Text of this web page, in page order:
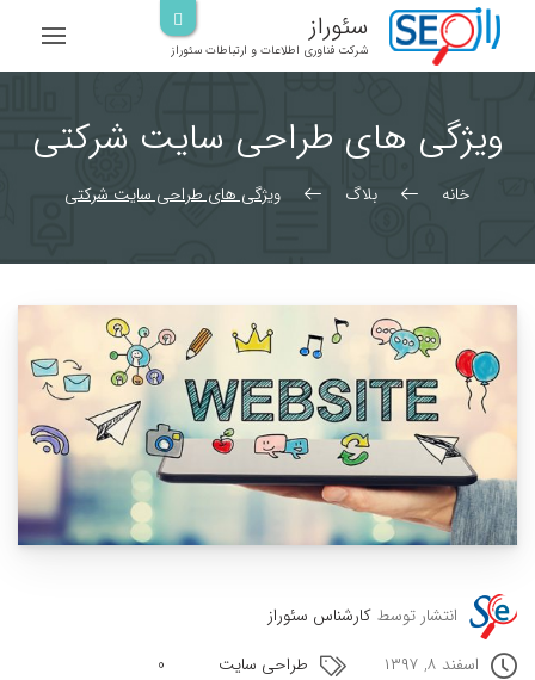
سئوراز
شرکت فناوری اطلاعات و ارتباطات سئوراز
ویژگی های طراحی سایت شرکتی
خانه بلاگ ویژگی های طراحی سایت شرکتی
انتشار توسط کارشناس سئوراز
اسفند ۸, ۱۳۹۷
طراحی سایت